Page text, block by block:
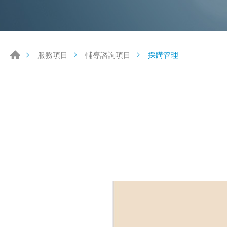
服務項目 輔導諮詢項目 採購管理